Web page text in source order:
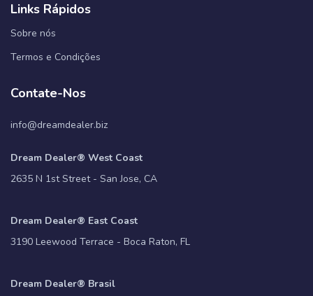
Links Rápidos
Sobre nós
Termos e Condições
Contate-Nos
info@dreamdealer.biz
Dream Dealer® West Coast
2635 N 1st Street - San Jose, CA
Dream Dealer® East Coast
3190 Leewood Terrace - Boca Raton, FL
Dream Dealer® Brasil